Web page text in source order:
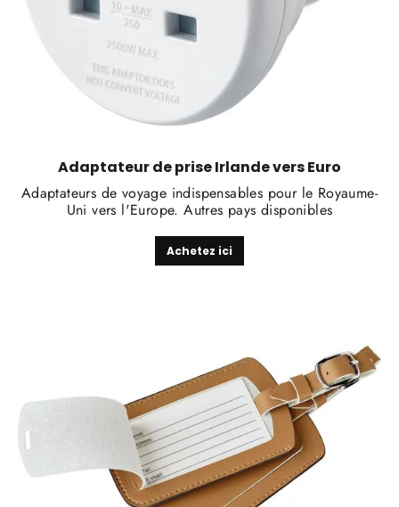
Adaptateur de prise Irlande vers Euro
Adaptateurs de voyage indispensables pour le Royaume-
Uni vers l'Europe. Autres pays disponibles
Achetez ici